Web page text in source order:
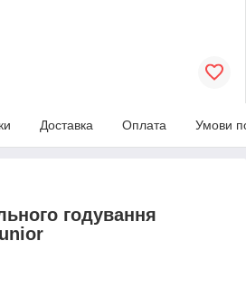
Доставка Оплата Умови
годування